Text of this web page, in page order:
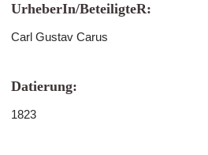
UrheberIn/BeteiligteR:
Carl Gustav Carus
Datierung:
1823